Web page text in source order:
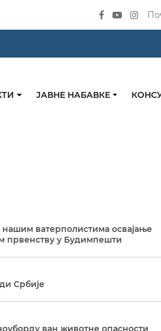
ЈАВНЕ НАБАВКЕ
ватерполистима освајање
првенству у Будимпешти
Србије